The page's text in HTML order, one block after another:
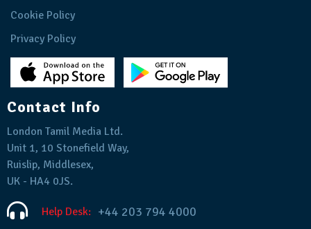
Cookie Policy
Privacy Policy
Contact Info
London Tamil Media Ltd.
Unit 1, 10 Stonefield Way,
Ruislip, Middlesex,
UK - HA4 0JS.
Help Desk: +44 203 794 4000